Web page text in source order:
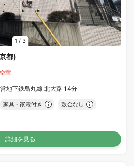
1 / 3
都)
空室
地下鉄烏丸線 北大路 14分
家具・家電付き 敷金なし
詳細を見る